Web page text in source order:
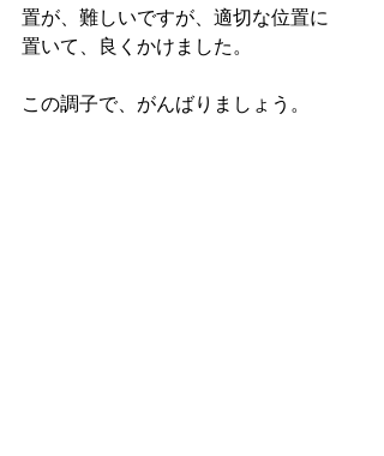
置が、難しいですが、適切な位置に
置いて、良くかけました。
この調子で、がんばりましょう。